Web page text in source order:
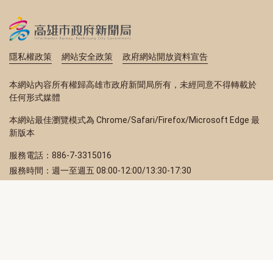
隱私權政策 網站安全政策 政府網站開放資料宣告
本網站內容所有權歸高雄市政府新聞局所有，未經同意不得轉載於
任何形式媒體
本網站最佳瀏覽模式為 Chrome/Safari/Firefox/Microsoft Edge 最
新版本
服務電話：886-7-3315016
服務時間：週一至週五 08:00-12:00/13:30-17:30